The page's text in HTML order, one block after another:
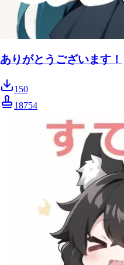
ありがとうございます！
150
18754